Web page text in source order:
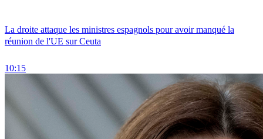
La droite attaque les ministres espagnols pour avoir manqué la
réunion de l'UE sur Ceuta
10:15